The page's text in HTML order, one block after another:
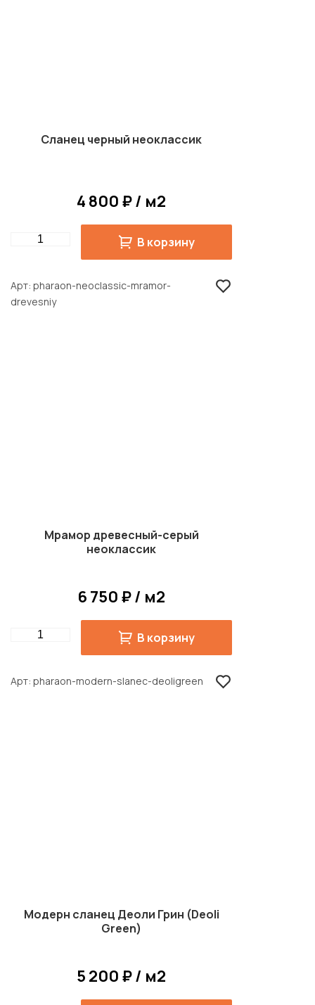
Сланец черный неоклассик
4 800 ₽ / м2
Quantity В корзину
Арт pharaon-neoclassic-mramor-
drevesniy
Мрамор древесный-серый
неоклассик
6 750 ₽ / м2
Quantity В корзину
Арт pharaon-modern-slanec-deoligreen
Модерн сланец Деоли Грин (Deoli
Green)
5 200 ₽ / м2